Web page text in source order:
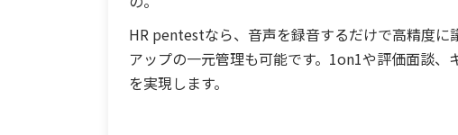
HR pentestなら、音声を録音するだけで高精度
アップの一元管理も可能です。1on1や評価面談
を実現します。